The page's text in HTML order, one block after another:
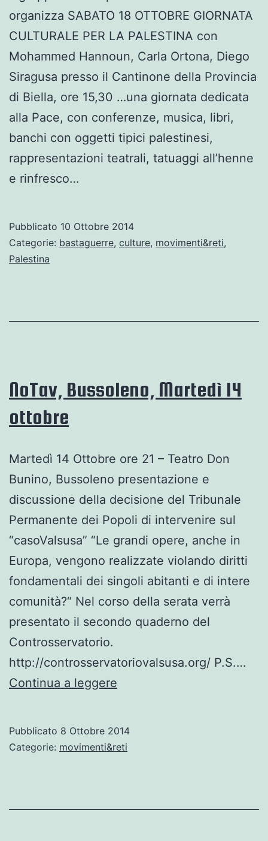
organizza SABATO 18 OTTOBRE GIORNATA
CULTURALE PER LA PALESTINA con
Mohammed Hannoun, Carla Ortona, Diego
Siragusa presso il Cantinone della Provincia
di Biella, ore 15,30 …una giornata dedicata
alla Pace, con conferenze, musica, libri,
banchi con oggetti tipici palestinesi,
rappresentazioni teatrali, tatuaggi all’henne
e rinfresco…
Pubblicato 10 Ottobre 2014
Categorie: bastaguerre, culture, movimenti&reti,
Palestina
NoTav, Bussoleno, Martedì 14
ottobre
Martedì 14 Ottobre ore 21 – Teatro Don
Bunino, Bussoleno presentazione e
discussione della decisione del Tribunale
Permanente dei Popoli di intervenire sul
“casoValsusa” “Le grandi opere, anche in
Europa, vengono realizzate violando diritti
fondamentali dei singoli abitanti e di intere
comunità?“ Nel corso della serata verrà
presentato il secondo quaderno del
Controsservatorio.
http://controsservatoriovalsusa.org/ P.S.…
Continua a leggere
14
Pubblicato 8 Ottobre 2014
Categorie: movimenti&reti